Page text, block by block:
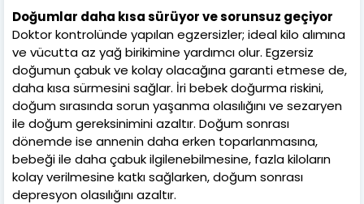
Doğumlar daha kısa sürüyor ve sorunsuz geçiyor
Doktor kontrolünde yapılan egzersizler; ideal kilo alımına
ve vücutta az yağ birikimine yardımcı olur. Egzersiz
doğumun çabuk ve kolay olacağına garanti etmese de,
daha kısa sürmesini sağlar. İri bebek doğurma riskini,
doğum sırasında sorun yaşanma olasılığını ve sezaryen
ile doğum gereksinimini azaltır. Doğum sonrası
dönemde ise annenin daha erken toparlanmasına,
bebeği ile daha çabuk ilgilenebilmesine, fazla kiloların
kolay verilmesine katkı sağlarken, doğum sonrası
depresyon olasılığını azaltır.